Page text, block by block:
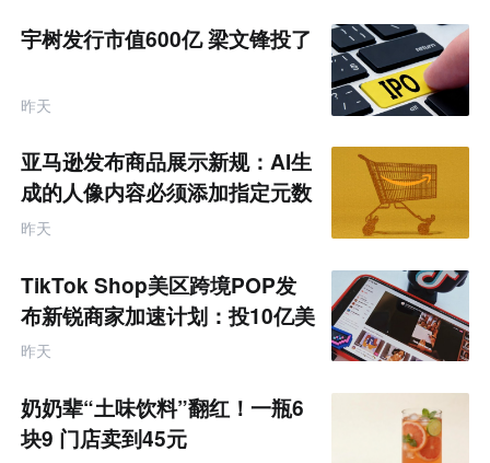
宇树发行市值600亿 梁文锋投了
昨天
亚马逊发布商品展示新规：AI生
成的人像内容必须添加指定元数
据
昨天
TikTok Shop美区跨境POP发
布新锐商家加速计划：投10亿美
金资源帮扶四类商家
昨天
奶奶辈“土味饮料”翻红！一瓶6
块9 门店卖到45元